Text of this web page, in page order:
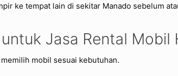
ke tempat lain di sekitar Manado sebelum
Jasa Rental Mobil
mobil sesuai kebutuhan.